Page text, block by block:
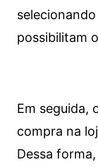
possibilitam
Em seguida,
compra na
Dessa